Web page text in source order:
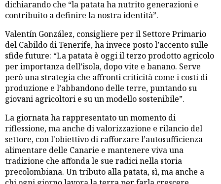
dichiarando che “la patata ha nutrito generazioni e
contribuito a definire la nostra identità”.
Valentín González, consigliere per il Settore Primario
del Cabildo di Tenerife, ha invece posto l’accento sulle
sfide future: “La patata è oggi il terzo prodotto agricolo
per importanza dell’isola, dopo vite e banano. Serve
però una strategia che affronti criticità come i costi di
produzione e l’abbandono delle terre, puntando su
giovani agricoltori e su un modello sostenibile”.
La giornata ha rappresentato un momento di
riflessione, ma anche di valorizzazione e rilancio del
settore, con l'obiettivo di rafforzare l’autosufficienza
alimentare delle Canarie e mantenere viva una
tradizione che affonda le sue radici nella storia
precolombiana. Un tributo alla patata, sì, ma anche a